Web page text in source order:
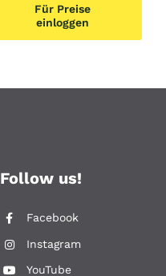
Für Preise
einloggen
Follow us!
Facebook
Instagram
YouTube